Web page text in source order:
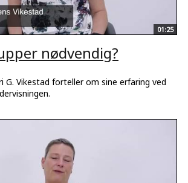
01:25
nødvendig?
G. Vikestad forteller om sine erfaring ved